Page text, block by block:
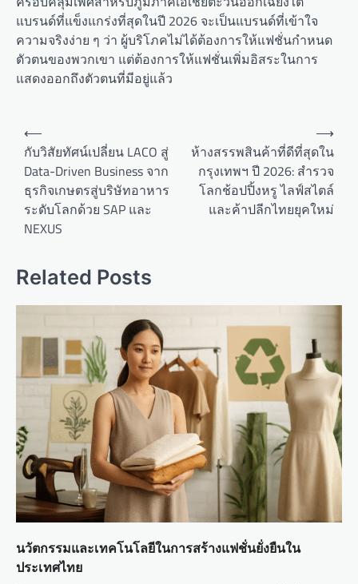
แบรนด์ที่แข็งแกร่งที่สุดในปี 2026 จะเป็นแบรนด์ที่เข้าใจ
ความจริงง่าย ๆ ว่า ผู้บริโภคไม่ได้ต้องการให้แฟชั่นกำหนด
ตัวตนของพวกเขา แต่ต้องการให้แฟชั่นเพิ่มอิสระในการ
แสดงออกถึงตัวตนที่มีอยู่แล้ว
v
i
a
t
o
n
⟵
กับวิสัยทัศน์เปลี่ยน LACO สู่
Data-Driven Business จาก
ธุรกิจเกษตรสู่บริษัทอาหาร
ระดับโลกด้วย SAP และ
NEXUS
ห้างสรรพสินค้าที่ดีที่สุดใน
กรุงเทพฯ ปี 2026: สำรวจ
โลกช้อปปิ้งหรู ไลฟ์สไตล์
และค้าปลีกไทยยุคใหม่
⟶
Related Posts
นวัตกรรมและเทคโนโลยีในการสร้างแฟชั่นยั่งยืนใน
ประเทศไทย